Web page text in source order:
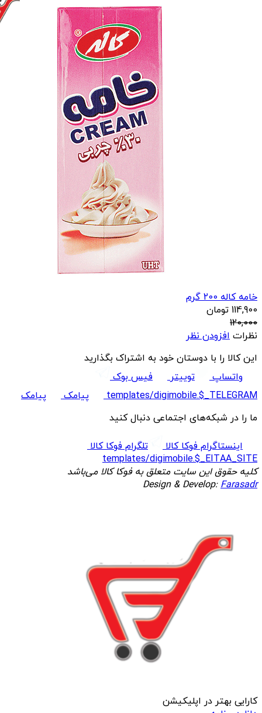
خامه کاله 200 گرم
114,900 تومان
120,000
نظرات افزودن نظر
این کالا را با دوستان خود به اشتراک بگذارید
واتساپ
توییتر
فیس بوک
templates/digimobile.$_TELEGRAM
پیامک
پیامک
ما را در شبکه‌های اجتماعی دنبال کنید
اینستاگرام فوکا کالا
تلگرام فوکا کالا
templates/digimobile.$_EITAA_SITE
کلیه حقوق این سایت متعلق به فوکا کالا می‌باشد
Design & Develop:Farasadr
کارایی بهتر در اپلیکیشن